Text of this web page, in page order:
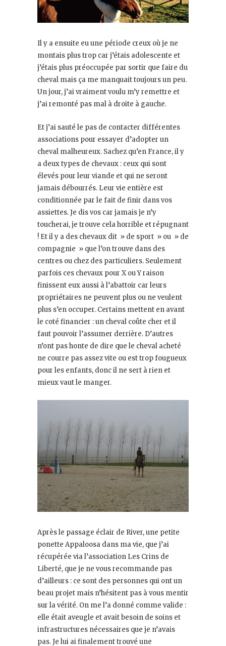
Il y a ensuite eu une période creux où je ne
montais plus trop car j’étais adolescente et
j’étais plus préoccupée par sortir que faire du
cheval mais ça me manquait toujours un peu.
Un jour, j’ai vraiment voulu m’y remettre et
j’ai remonté pas mal à droite à gauche.
Et j’ai sauté le pas de contacter différentes
associations pour essayer d’adopter un
cheval malheureux. Sachez qu’en France, il y
a deux types de chevaux : ceux qui sont
élevés pour leur viande et qui ne seront
jamais débourrés. Leur vie entière est
conditionnée par le fait de finir dans vos
assiettes. Je dis vos car jamais je n’y
toucherai, je trouve cela horrible et répugnant
! Et il y a des chevaux dit » de sport » ou » de
compagnie » que l’on trouve dans des
centres ou chez des particuliers. Seulement
parfois ces chevaux pour X ou Y raison
finissent eux aussi à l’abattoir car leurs
propriétaires ne peuvent plus ou ne veulent
plus s’en occuper. Certains mettent en avant
le coté financier : un cheval coûte cher et il
faut pouvoir l’assumer derrière. D’autres
n’ont pas honte de dire que le cheval acheté
ne courre pas assez vite ou est trop fougueux
pour les enfants, donc il ne sert à rien et
mieux vaut le manger.
Après le passage éclair de River, une petite
ponette Appaloosa dans ma vie, que j’ai
récupérée via l’association Les Crins de
Liberté, que je ne vous recommande pas
d’ailleurs : ce sont des personnes qui ont un
beau projet mais n’hésitent pas à vous mentir
sur la vérité. On me l’a donné comme valide :
elle était aveugle et avait besoin de soins et
infrastructures nécessaires que je n’avais
pas. Je lui ai finalement trouvé une